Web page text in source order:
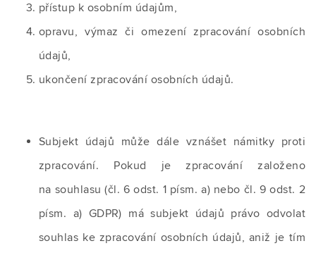
přístup k osobním údajům,
opravu, výmaz či omezení zpracování osobních
údajů,
ukončení zpracování osobních údajů.
Subjekt údajů může dále vznášet námitky proti
zpracování. Pokud je zpracování založeno
na souhlasu (čl. 6 odst. 1 písm. a) nebo čl. 9 odst. 2
písm. a) GDPR) má subjekt údajů právo odvolat
souhlas ke zpracování osobních údajů, aniž je tím